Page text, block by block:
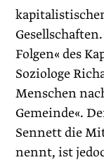
Folgen« des
Soziologe
Menschen
Gemeinde«.
Sennett die
nennt, ist